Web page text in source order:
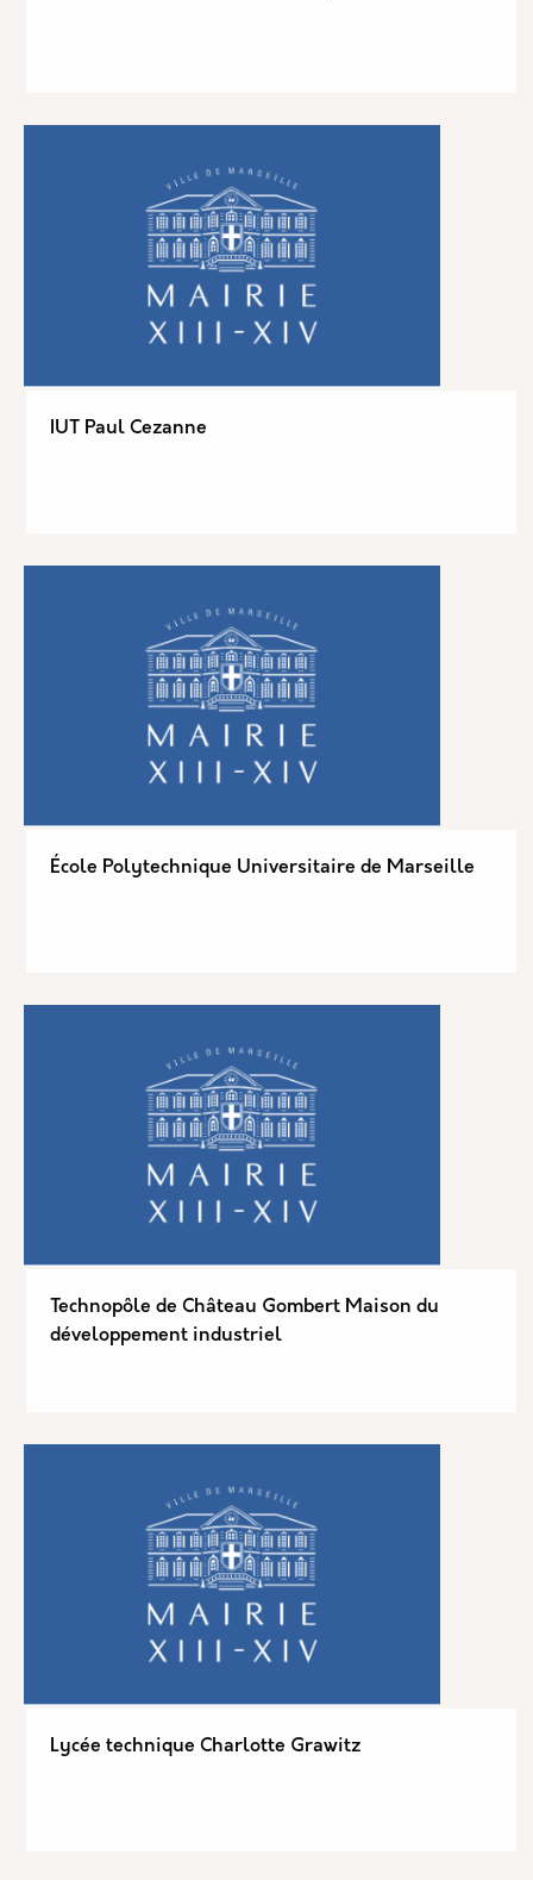
IUT Paul Cezanne
École Polytechnique Universitaire de Marseille
Technopôle de Château Gombert Maison du
développement industriel
Lycée technique Charlotte Grawitz